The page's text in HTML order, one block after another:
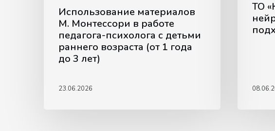
года
Использование материалов
М. Монтессори в работе
педагога-психолога с детьми
раннего возраста (от 1 года
до 3 лет)
23.06.2026
ТО